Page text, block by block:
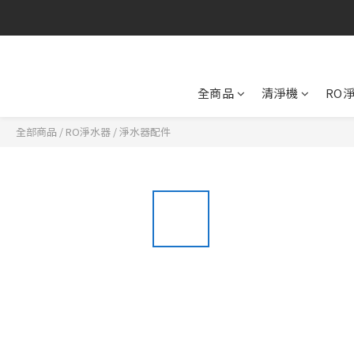
全商品 清淨機 RO
全部商品 / RO淨水器 /淨水器配件